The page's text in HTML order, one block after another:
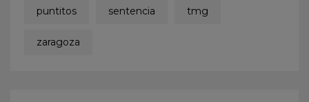
puntitos sentencia tmg
zaragoza